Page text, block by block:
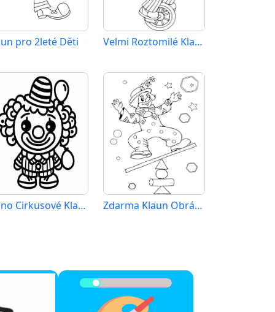
pro 2leté Děti Velmi Roztomilé Klaun
Jedno Cirkusové Klaun Zdarma Klaun Obrázek